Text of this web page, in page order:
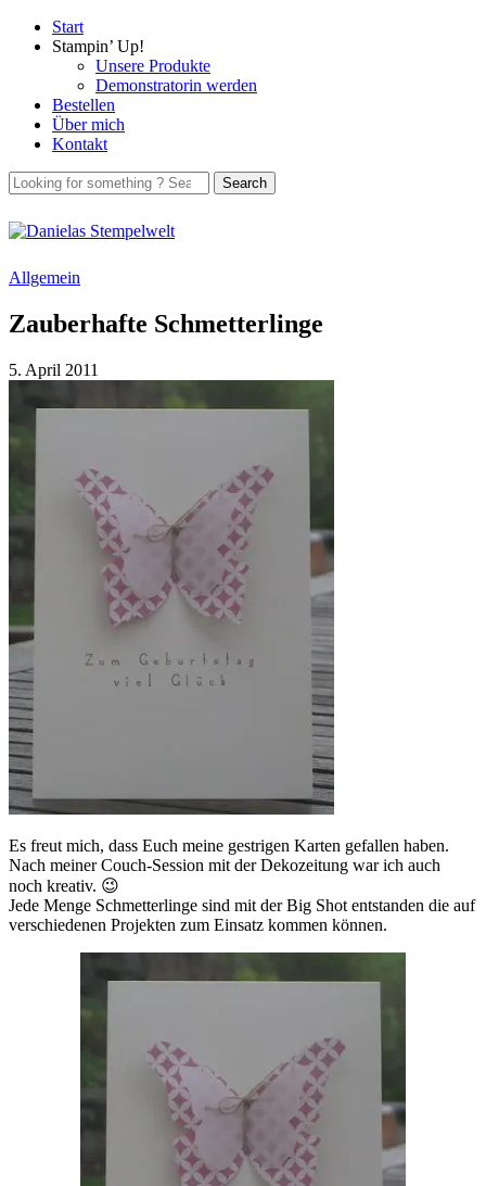
Start
Stampin’ Up!
Unsere Produkte
Demonstratorin werden
Bestellen
Über mich
Kontakt
Allgemein
Zauberhafte Schmetterlinge
5. April 2011
Es freut mich, dass Euch meine gestrigen Karten gefallen haben.
Nach meiner Couch-Session mit der Dekozeitung war ich auch
noch kreativ. 😉
Jede Menge Schmetterlinge sind mit der Big Shot entstanden die auf
verschiedenen Projekten zum Einsatz kommen können.